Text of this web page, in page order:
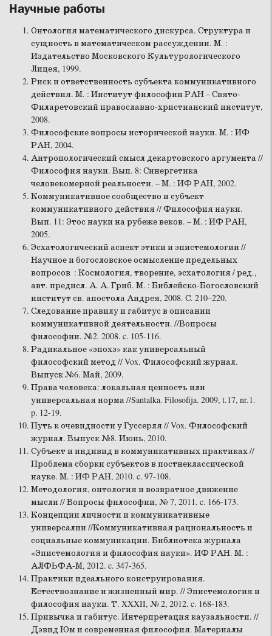
Научные работы
Онтология математического дискурса. Структура и
сущность в математическом рассуждении. М. :
Издательство Московского Культурологического
Лицея, 1999.
Риск и ответственность субъекта коммуникативного
действия. М. : Институт философии РАН – Свято-
Филаретовский православно-христианский институт,
2008.
Философские вопросы исторической науки. М. : ИФ
РАН, 2004.
Антропологический смысл декартовского аргумента //
Философия науки. Вып. 8: Синергетика
человекомерной реальности. – М. : ИФ РАН, 2002.
Коммуникативное сообщество и субъект
коммуникативного действия // Философия науки.
Вып. 11: Этос науки на рубеже веков. – М. : ИФ РАН,
2005.
Эсхатологический аспект этики и эпистемологии //
Научное и богословское осмысление предельных
вопросов : Космология, творение, эсхатология / ред.,
авт. предисл. А. А. Гриб. М. : Библейско-Богословский
институт св. апостола Андрея, 2008. С. 210–220.
Следование правилу и габитус в описании
коммуникативной деятельности. //Вопросы
философии. №2. 2008. c. 105-116.
Радикальное «эпохэ» как универсальный
философский метод // Vox. Философский журнал.
Выпуск №6. Май, 2009.
Права человека: локальная ценность или
универсальная норма //Santalka. Filosofija. 2009, t.17, nr.1.
p. 12-19.
Путь к очевидности у Гуссерля // Vox. Философский
журнал. Выпуск №8. Июнь, 2010.
Субъект и индивид в коммуникативных практиках //
Проблема сборки субъектов в постнеклассической
науке. М. : ИФ РАН, 2010. c. 97-108.
Методология, онтология и возвратное движение
мысли // Вопросы философии, № 7, 2011. c. 166-173.
Концепции личности и коммуникативные
универсалии //Коммуникативная рациональность и
социальные коммуникации. Библиотека журнала
«Эпистемология и философия науки». ИФ РАН. М. :
АЛФЬФА-М, 2012. c. 347-365.
Практики идеального конструирования.
Естествознание и жизненный мир. // Эпистемология и
философия науки. Т. XXXII, № 2, 2012. c. 168-183.
Привычка и габитус. Интерпретация каузальности. //
Дэвид Юм и современная философия. Материалы